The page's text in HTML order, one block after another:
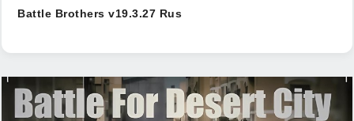
Battle Brothers v19.3.27 Rus